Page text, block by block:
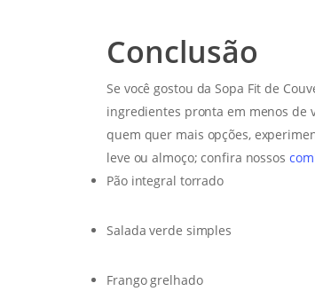
Conclusão
Se você gostou da Sopa Fit de
ingredientes pronta em menos de
quem quer mais opções,
leve ou almoço; confira nossos
Pão integral torrado
Salada verde simples
Frango grelhado